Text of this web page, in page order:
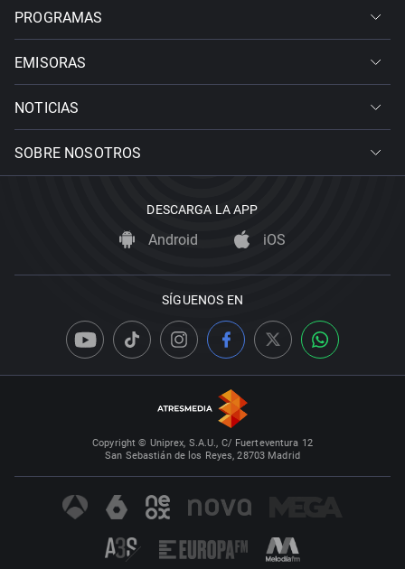
PROGRAMAS
EMISORAS
NOTICIAS
SOBRE NOSOTROS
DESCARGA LA APP
Android iOS
SÍGUENOS EN
Copyright © Uniprex, S.A.U., C/ Fuerteventura 12
San Sebastián de los Reyes, 28703 Madrid